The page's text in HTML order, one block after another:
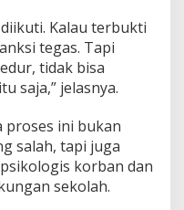
Kalau terbukti
tegas. Tapi
tidak bisa
saja,” jelasnya.
proses ini bukan
salah, tapi juga
korban dan
sekolah.